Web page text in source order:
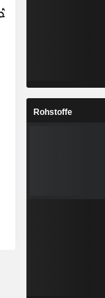
Rohstoffe